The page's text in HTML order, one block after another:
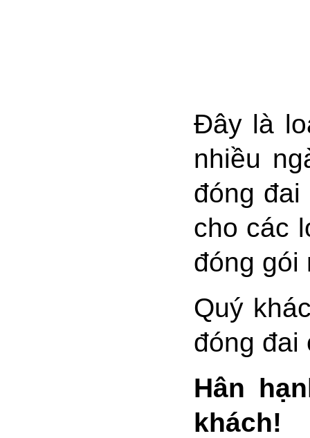
Đây là
nhiều
đóng
cho các
đóng gói
Quý
đóng đai
Hân
khách!
Chi tiết